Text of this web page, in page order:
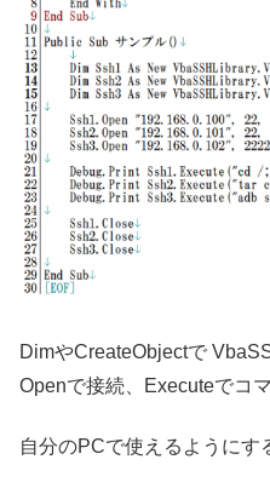
DimやCreateObjectで
Openで接続、Executeでコ
自分のPCで使えるようにす